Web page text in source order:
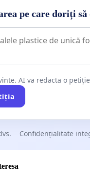
pe care doriți să
AI va redacta o
Confidențialitate